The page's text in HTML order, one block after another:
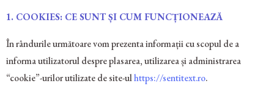
1. COOKIES: CE SUNT ȘI CUM FUNCȚIONEAZĂ
În rândurile următoare vom prezenta informații cu scopul de a
informa utilizatorul despre plasarea, utilizarea și administrarea
“cookie”-urilor utilizate de site-ulhttps://sentitext.ro.